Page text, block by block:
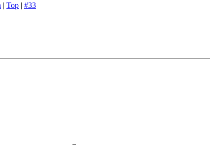
| Top | #33